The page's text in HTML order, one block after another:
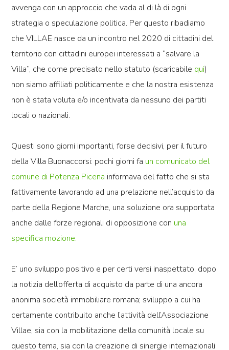
avvenga con un approccio che vada al di là di ogni
strategia o speculazione politica. Per questo ribadiamo
che VILLAE nasce da un incontro nel 2020 di cittadini del
territorio con cittadini europei interessati a “salvare la
Villa”, che come precisato nello statuto (scaricabile qui)
non siamo affiliati politicamente e che la nostra esistenza
non è stata voluta e/o incentivata da nessuno dei partiti
locali o nazionali.
Questi sono giorni importanti, forse decisivi, per il futuro
della Villa Buonaccorsi: pochi giorni fa un comunicato del
comune di Potenza Picena informava del fatto che si sta
fattivamente lavorando ad una prelazione nell’acquisto da
parte della Regione Marche, una soluzione ora supportata
anche dalle forze regionali di opposizione con una
specifica mozione.
E’ uno sviluppo positivo e per certi versi inaspettato, dopo
la notizia dell’offerta di acquisto da parte di una ancora
anonima società immobiliare romana; sviluppo a cui ha
certamente contribuito anche l’attività dell’Associazione
Villae, sia con la mobilitazione della comunità locale su
questo tema, sia con la creazione di sinergie internazionali